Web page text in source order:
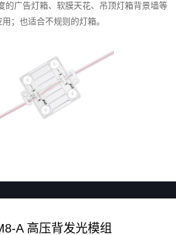
的广告灯箱、软膜天花、吊顶灯箱背景墙等
用；也适合不规则的灯箱。
A 高压背发光模组